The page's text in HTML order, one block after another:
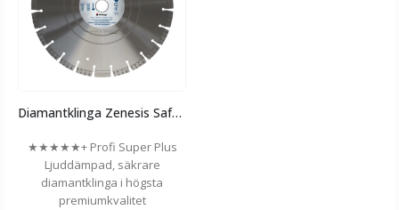
Diamantklinga Zenesis SafeTech Silent
★★★★★+ Profi Super Plus
Ljuddämpad, säkrare
diamantklinga i högsta
premiumkvalitet